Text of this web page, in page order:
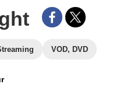
VOD, DVD